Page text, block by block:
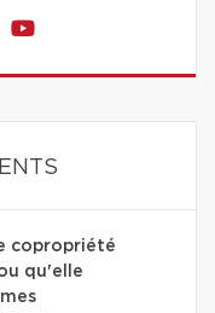
copropriété
qu'elle